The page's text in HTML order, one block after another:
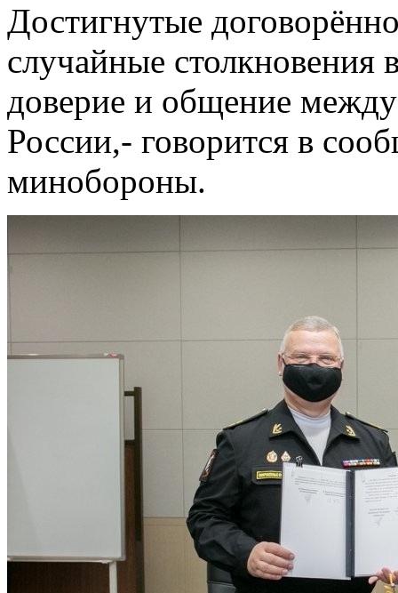
Достигнутые
случайные столкновения
доверие и общение
России,- говорится в
минобороны.